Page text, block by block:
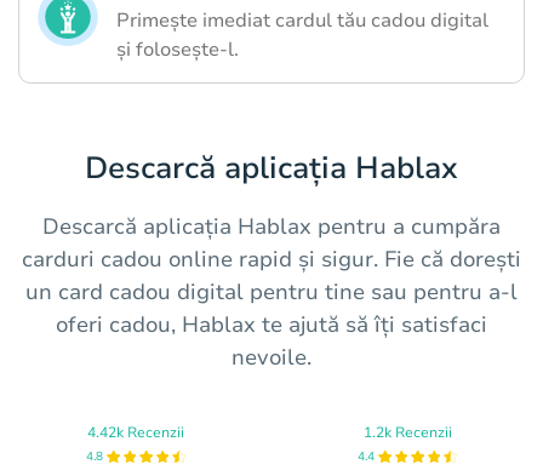
Primește imediat cardul tău cadou digital
și folosește-l.
Descarcă aplicația Hablax
Descarcă aplicația Hablax pentru a cumpăra
carduri cadou online rapid și sigur. Fie că dorești
un card cadou digital pentru tine sau pentru a-l
oferi cadou, Hablax te ajută să îți satisfaci
nevoile.
4.42k Recenzii
4.8
1.2k Recenzii
4.4